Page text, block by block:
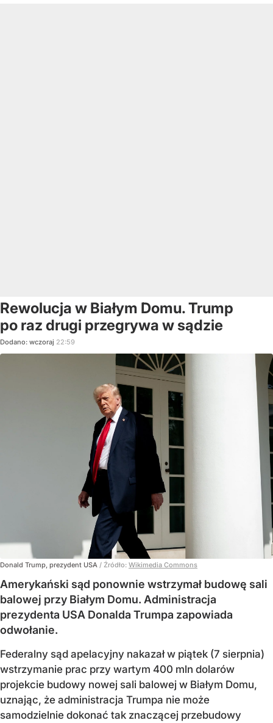
Rewolucja w Białym Domu. Trump
po raz drugi przegrywa w sądzie
Dodano: wczoraj 22:59
Donald Trump, prezydent USA / Źródło: Wikimedia Commons
Amerykański sąd ponownie wstrzymał budowę sali
balowej przy Białym Domu. Administracja
prezydenta USA Donalda Trumpa zapowiada
odwołanie.
Federalny sąd apelacyjny nakazał w piątek (7 sierpnia)
wstrzymanie prac przy wartym 400 mln dolarów
projekcie budowy nowej sali balowej w Białym Domu,
uznając, że administracja Trumpa nie może
samodzielnie dokonać tak znaczącej przebudowy